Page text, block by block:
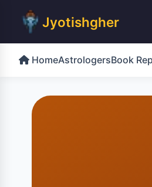
Jyotishgher
HomeAstrologersBook